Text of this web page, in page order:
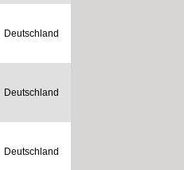
Deutschland
Deutschland
Deutschland